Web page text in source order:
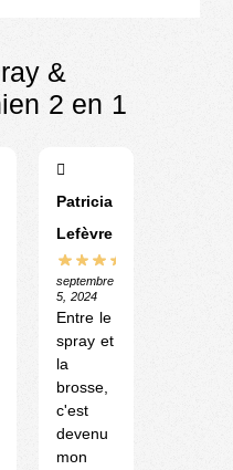
&
2 en 1
Patricia
Lefèvre
septembre
5, 2024
Entre le
spray et
la
brosse,
c'est
devenu
mon